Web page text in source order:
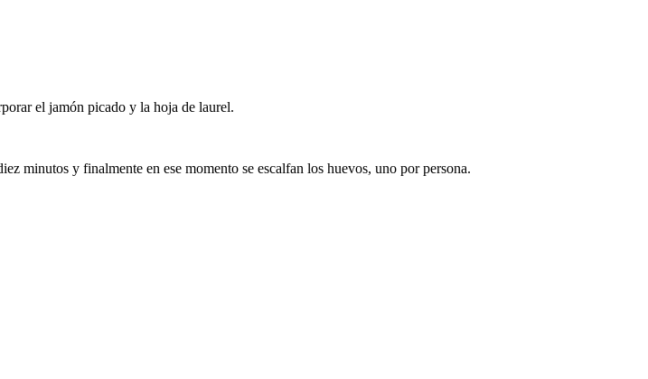
el jamón picado y la hoja de laurel.
minutos y finalmente en ese momento se escalfan los huevos, uno por persona.